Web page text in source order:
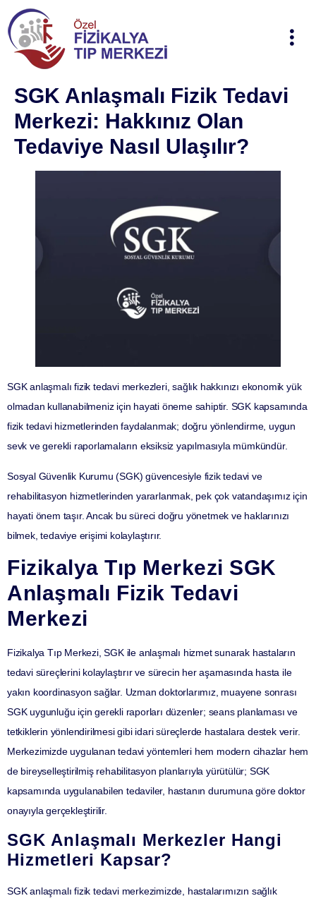
SGK Anlaşmalı Fizik Tedavi
Merkezi: Hakkınız Olan
Tedaviye Nasıl Ulaşılır?
SGK anlaşmalı fizik tedavi merkezleri, sağlık hakkınızı ekonomik yük
olmadan kullanabilmeniz için hayati öneme sahiptir. SGK kapsamında
fizik tedavi hizmetlerinden faydalanmak; doğru yönlendirme, uygun
sevk ve gerekli raporlamaların eksiksiz yapılmasıyla mümkündür.
Sosyal Güvenlik Kurumu (SGK) güvencesiyle fizik tedavi ve
rehabilitasyon hizmetlerinden yararlanmak, pek çok vatandaşımız için
hayati önem taşır. Ancak bu süreci doğru yönetmek ve haklarınızı
bilmek, tedaviye erişimi kolaylaştırır.
Fizikalya Tıp Merkezi SGK
Anlaşmalı Fizik Tedavi
Merkezi
Fizikalya Tıp Merkezi, SGK ile anlaşmalı hizmet sunarak hastaların
tedavi süreçlerini kolaylaştırır ve sürecin her aşamasında hasta ile
yakın koordinasyon sağlar. Uzman doktorlarımız, muayene sonrası
SGK uygunluğu için gerekli raporları düzenler; seans planlaması ve
tetkiklerin yönlendirilmesi gibi idari süreçlerde hastalara destek verir.
Merkezimizde uygulanan tedavi yöntemleri hem modern cihazlar hem
de bireyselleştirilmiş rehabilitasyon planlarıyla yürütülür; SGK
kapsamında uygulanabilen tedaviler, hastanın durumuna göre doktor
onayıyla gerçekleştirilir.
SGK Anlaşmalı Merkezler Hangi
Hizmetleri Kapsar?
SGK anlaşmalı fizik tedavi merkezimizde, hastalarımızın sağlık